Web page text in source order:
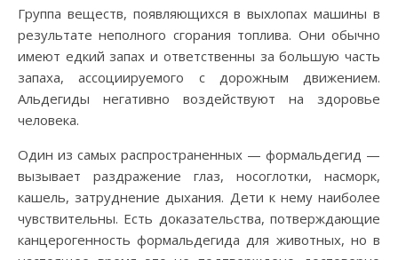
Группа веществ, появляющихся в выхлопах машины в
результате неполного сгорания топлива. Они обычно
имеют едкий запах и ответственны за большую часть
запаха, ассоциируемого с дорожным движением.
Альдегиды негативно воздействуют на здоровье
человека.
Один из самых распространенных — формальдегид —
вызывает раздражение глаз, носоглотки, насморк,
кашель, затруднение дыхания. Дети к нему наиболее
чувствительны. Есть доказательства, потверждающие
канцерогенность формальдегида для животных, но в